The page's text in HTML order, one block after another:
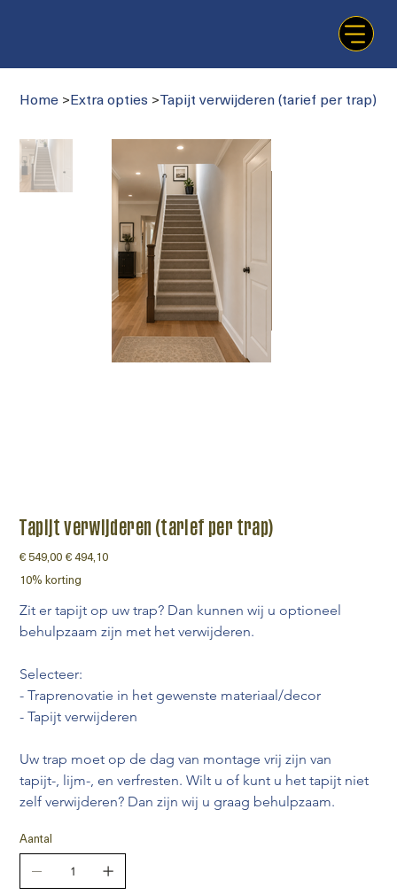
Home >Extra opties >Tapijt verwijderen (tarief per trap)
Tapijt verwijderen (tarief per trap)
Originele
prijs
€ 549,00 Verkoopprijs
€ 494,10
10% korting
Zit er tapijt op uw trap? Dan kunnen wij u optioneel
behulpzaam zijn met het verwijderen.
Selecteer:
- Traprenovatie in het gewenste materiaal/decor
- Tapijt verwijderen
Uw trap moet op de dag van montage vrij zijn van
tapijt-, lijm-, en verfresten. Wilt u of kunt u het tapijt niet
zelf verwijderen? Dan zijn wij u graag behulpzaam.
Aantal